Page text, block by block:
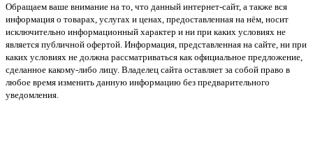
Обращаем ваше внимание на то, что данный интернет-сайт, а также вся
информация о товарах, услугах и ценах, предоставленная на нём, носит
исключительно информационный характер и ни при каких условиях не
является публичной офертой. Информация, представленная на сайте, ни при
каких условиях не должна рассматриваться как официальное предложение,
сделанное какому-либо лицу. Владелец сайта оставляет за собой право в
любое время изменить данную информацию без предварительного
уведомления.